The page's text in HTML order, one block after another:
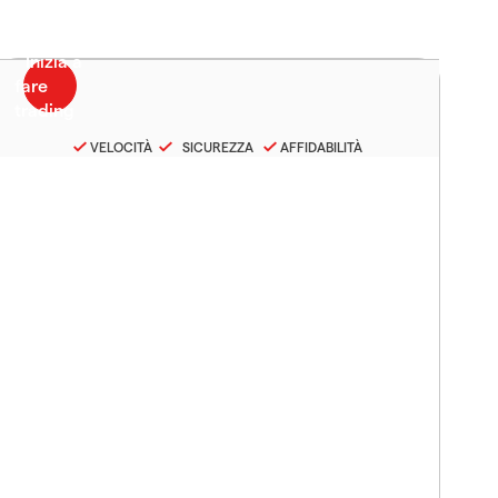
VELOCITÀ SICUREZZA AFFIDABILITÀ